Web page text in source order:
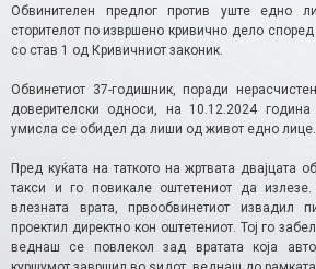
Обвинителен предлог против уште едно
сторителот по извршено кривично дело
со став 1 од Кривичниот законик.
Обвинетиот 37-годишник, поради
доверителски односи, на 10.12.2024
умисла се обидел да лиши од живот едно лице.
Пред куќата на таткото на жртвата двајцата
такси и го повикале oштетениот да
влезната врата, првообвинетиот извадил
проектил директно кон оштетениот. Тој го
веднаш се повлекол зад вратата која